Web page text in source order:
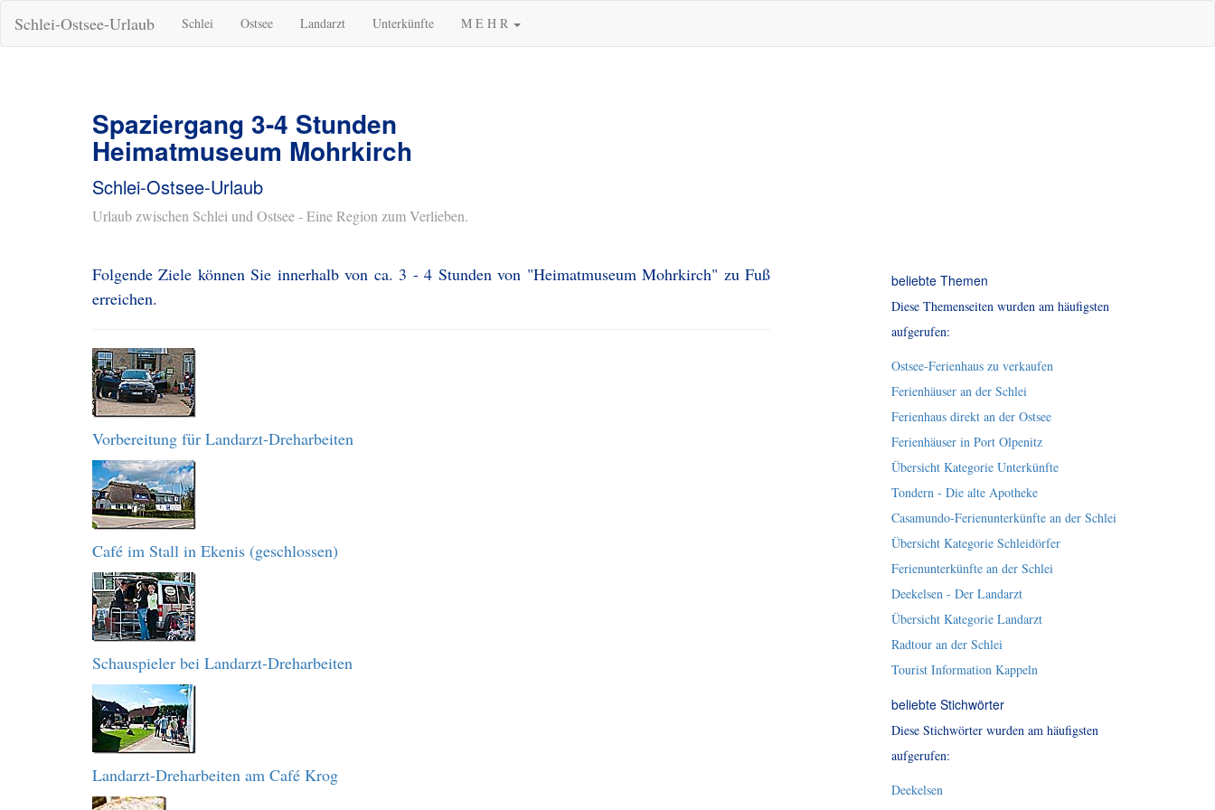
Schlei-Ostsee-Urlaub Schlei Ostsee Landarzt Unterkünfte M E H R
Spaziergang 3-4 Stunden
Heimatmuseum Mohrkirch
Schlei-Ostsee-Urlaub
Urlaub zwischen Schlei und Ostsee - Eine Region zum Verlieben.
Folgende Ziele können Sie innerhalb von ca. 3 - 4 Stunden von "Heimatmuseum Mohrkirch" zu Fuß
erreichen.
Vorbereitung für Landarzt-Dreharbeiten
Café im Stall in Ekenis (geschlossen)
Schauspieler bei Landarzt-Dreharbeiten
Landarzt-Dreharbeiten am Café Krog
beliebte Themen
Diese Themenseiten wurden am häufigsten
aufgerufen:
Ostsee-Ferienhaus zu verkaufen
Ferienhäuser an der Schlei
Ferienhaus direkt an der Ostsee
Ferienhäuser in Port Olpenitz
Übersicht Kategorie Unterkünfte
Tondern - Die alte Apotheke
Casamundo-Ferienunterkünfte an der Schlei
Übersicht Kategorie Schleidörfer
Ferienunterkünfte an der Schlei
Deekelsen - Der Landarzt
Übersicht Kategorie Landarzt
Radtour an der Schlei
Tourist Information Kappeln
beliebte Stichwörter
Diese Stichwörter wurden am häufigsten
aufgerufen:
Deekelsen